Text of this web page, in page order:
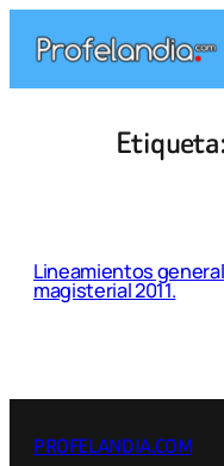
contenido
Lineamientos
magisterial 2011.
PROFELANDIA.COM